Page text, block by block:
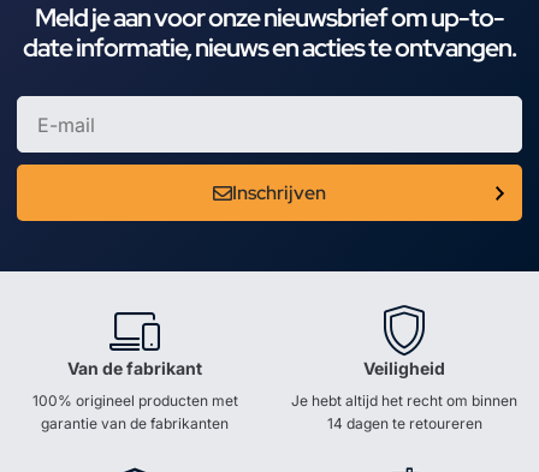
Meld je aan voor onze nieuwsbrief om up-to-
date informatie, nieuws en acties te ontvangen.
Inschrijven
Van de fabrikant
100% origineel producten met
garantie van de fabrikanten
Veiligheid
Je hebt altijd het recht om binnen
14 dagen te retoureren